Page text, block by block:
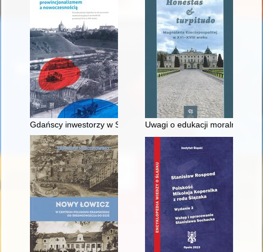
Gdańscy inwestorzy w Sopocie : prestiż finansowy i
Uwagi o edukacji moralnej